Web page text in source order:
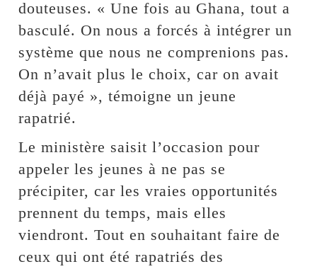
douteuses. « Une fois au Ghana, tout a
basculé. On nous a forcés à intégrer un
système que nous ne comprenions pas.
On n’avait plus le choix, car on avait
déjà payé », témoigne un jeune
rapatrié.
Le ministère saisit l’occasion pour
appeler les jeunes à ne pas se
précipiter, car les vraies opportunités
prennent du temps, mais elles
viendront. Tout en souhaitant faire de
ceux qui ont été rapatriés des